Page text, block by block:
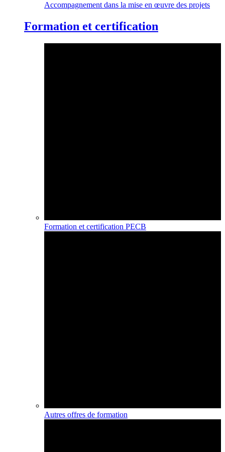
Accompagnement dans la mise en œuvre des projets
Formation et certification
Formation et certification PECB
Autres offres de formation